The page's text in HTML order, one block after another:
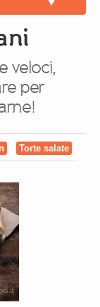
veloci,
per
Torte salate